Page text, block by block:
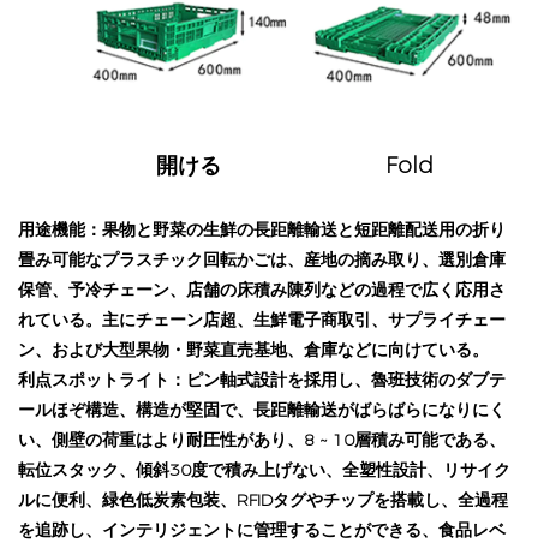
開ける Fold
用途機能：果物と野菜の生鮮の長距離輸送と短距離配送用の折り
畳み可能なプラスチック回転かごは、産地の摘み取り、選別倉庫
保管、予冷チェーン、店舗の床積み陳列などの過程で広く応用さ
れている。主にチェーン店超、生鮮電子商取引、サプライチェー
ン、および大型果物・野菜直売基地、倉庫などに向けている。
利点スポットライト：ピン軸式設計を採用し、魯班技術のダブテ
ールほぞ構造、構造が堅固で、長距離輸送がばらばらになりにく
い、側壁の荷重はより耐圧性があり、8 ~ 10層積み可能である、
転位スタック、傾斜30度で積み上げない、全塑性設計、リサイク
ルに便利、緑色低炭素包装、RFIDタグやチップを搭載し、全過程
を追跡し、インテリジェントに管理することができる、食品レベ